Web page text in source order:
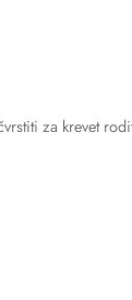
za krevet